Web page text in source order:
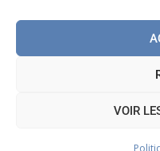
VOIR
© 2026 Emmanuel